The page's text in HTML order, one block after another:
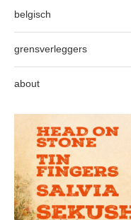
belgisch
grensverleggers
about